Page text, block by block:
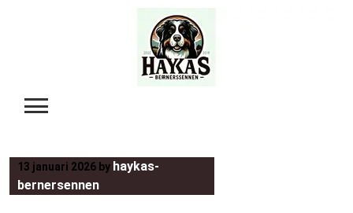
13 januari 2026 by haykas-
bernersennen